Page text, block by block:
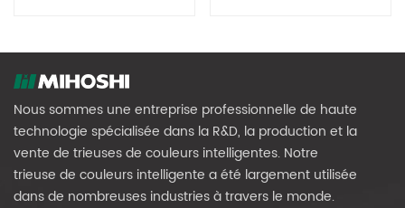
Nous sommes une entreprise professionnelle de haute
technologie spécialisée dans la R&D, la production et la
vente de trieuses de couleurs intelligentes. Notre
trieuse de couleurs intelligente a été largement utilisée
dans de nombreuses industries à travers le monde.